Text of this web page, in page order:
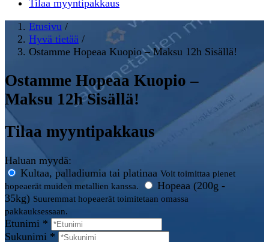
Tilaa myyntipakkaus
Etusivu /
Hyvä tietää /
Ostamme Hopeaa Kuopio – Maksu 12h Sisällä!
Ostamme Hopeaa Kuopio –
Maksu 12h Sisällä!
Tilaa myyntipakkaus
Haluan myydä:
Kultaa, palladiumia tai platinaa Voit toimittaa pienet
hopeaerät muiden metallien kanssa.
Hopeaa (200g -
35kg) Suuremmat hopeaerät toimitetaan omassa
pakkauksessaan.
Etunimi *
Sukunimi *